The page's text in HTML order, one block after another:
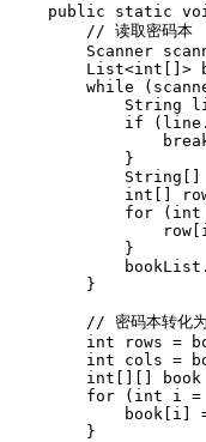
public static
        // 读取密码本
Scanner
List<int[]>
while
String
if
            }
int[]
for
            }
        }
// 密码本转化为
int rows =
int cols =
int[][]
for (int i
book[i]
        }